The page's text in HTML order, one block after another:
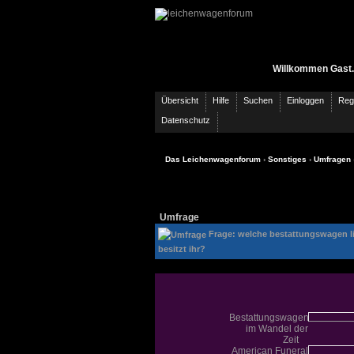
Willkommen
Übersicht Hilfe Suchen Einloggen
Datenschutz
Das Leichenwagenforum › Sonstiges › Umfragen
Umfrage
Frage: welche bestattungswagen
besitzt ihr?
Bestattungswagen
im Wandel der
Zeit
American Funeral